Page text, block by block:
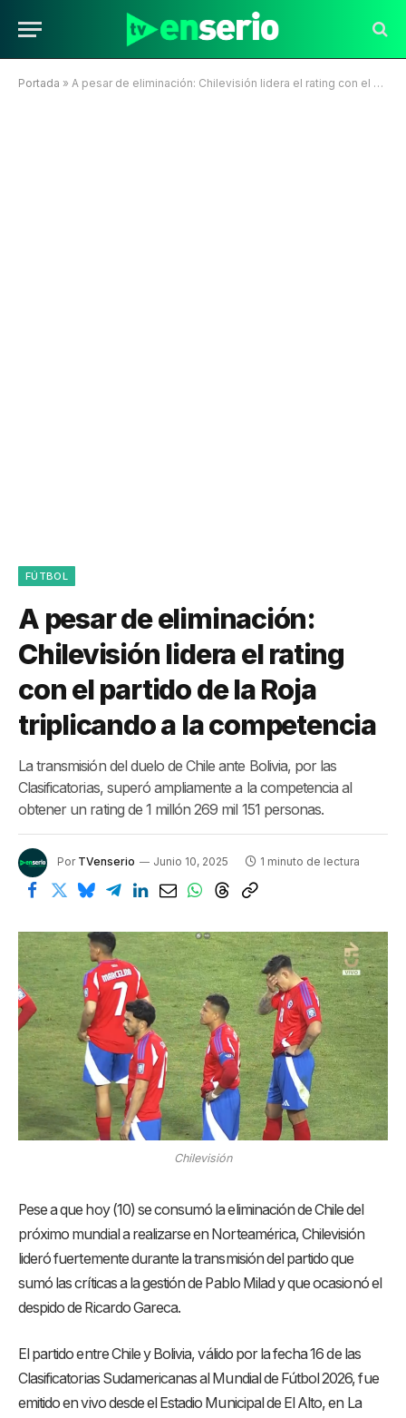
Portada » A pesar de eliminación: Chilevisión lidera el rating con el partido de la Roja triplicando a la competencia
FÚTBOL
A pesar de eliminación:
Chilevisión lidera el rating
con el partido de la Roja
triplicando a la competencia
La transmisión del duelo de Chile ante Bolivia, por las
Clasificatorias, superó ampliamente a la competencia al
obtener un rating de 1 millón 269 mil 151 personas.
Por TVenserio Junio 10, 2025 1 minuto de lectura
Chilevisión
Pese a que hoy (10) se consumó la eliminación de Chile del
próximo mundial a realizarse en Norteamérica, Chilevisión
lideró fuertemente durante la transmisión del partido que
sumó las críticas a la gestión de Pablo Milad y que ocasionó el
despido de Ricardo Gareca.
El partido entre Chile y Bolivia, válido por la fecha 16 de las
Clasificatorias Sudamericanas al Mundial de Fútbol 2026, fue
emitido en vivo desde el Estadio Municipal de El Alto, en La